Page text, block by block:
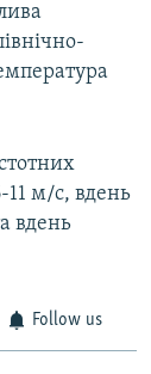
11 м/с, вдень
вдень
Follow us